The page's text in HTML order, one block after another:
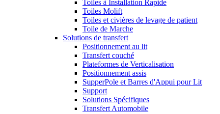
Toiles à Installation Rapide
Toiles Molift
Toiles et civières de levage de patient
Toile de Marche
Solutions de transfert
Positionnement au lit
Transfert couché
Plateformes de Verticalisation
Positionnement assis
SupperPole et Barres d'Appui pour Lit
Support
Solutions Spécifiques
Transfert Automobile